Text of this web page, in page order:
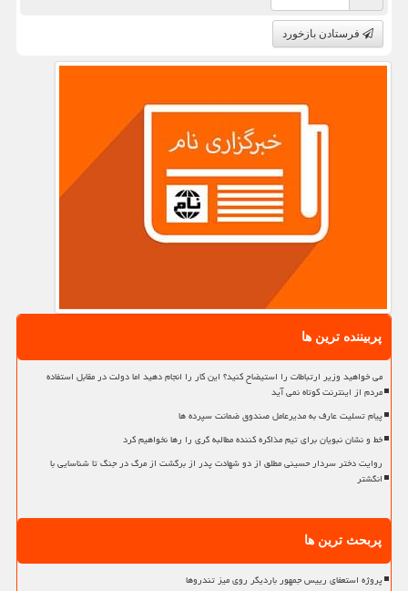
فرستادن بازخورد
پربیننده ترین ها
می خواهید وزیر ارتباطات را استیضاح کنید؟ این کار را انجام دهید اما دولت در مقابل استفاده
مردم از اینترنت کوتاه نمی آید
پیام تسلیت عارف به مدیرعامل صندوق ضمانت سپرده ها
خط و نشان نبویان برای تیم مذاکره کننده مطالبه گری را رها نخواهیم کرد
روایت دختر سردار حسینی مطلق از دو شهادت پدر از برگشت از مرگ در جنگ تا شناسایی با
انگشتر
پربحث ترین ها
پروژه استعفای رییس جمهور باردیگر روی میز تندروها